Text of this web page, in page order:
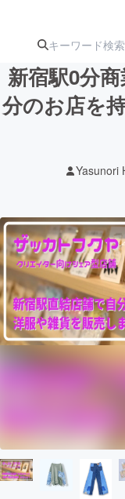
テクノロ
映像・映
ビジネ
CAMPFIRE
CAMPFIRE
新宿駅0分
分のお店を
Yasunori